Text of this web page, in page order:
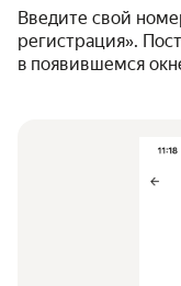
Введите свой
регистрация».
в появившемся